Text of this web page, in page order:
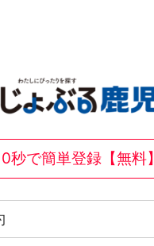
秒で簡単登録【無料】